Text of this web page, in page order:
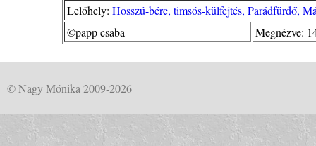
Lelőhely: Hosszú-bérc, timsós-külfejtés, Parádfürdő,
©papp csaba
Megnézve:
© Nagy Mónika 2009-2026